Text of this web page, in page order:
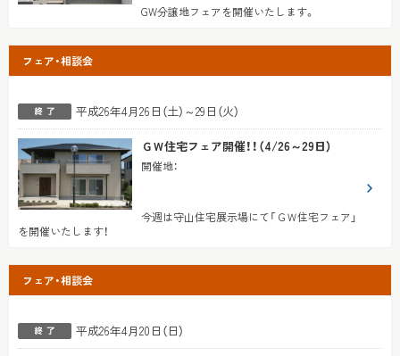
GW分譲地フェアを開催いたします。
フェア・相談会
平成26年4月26日（土）～29日（火）
ＧＷ住宅フェア開催！！（4/26～29日）
開催地：
今週は守山住宅展示場にて「ＧＷ住宅フェア」
を開催いたします！
フェア・相談会
平成26年4月20日（日）